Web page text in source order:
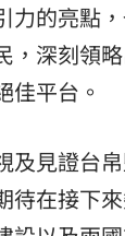
力的亮點
，深刻領
佳平台。
及見證台
待在接下